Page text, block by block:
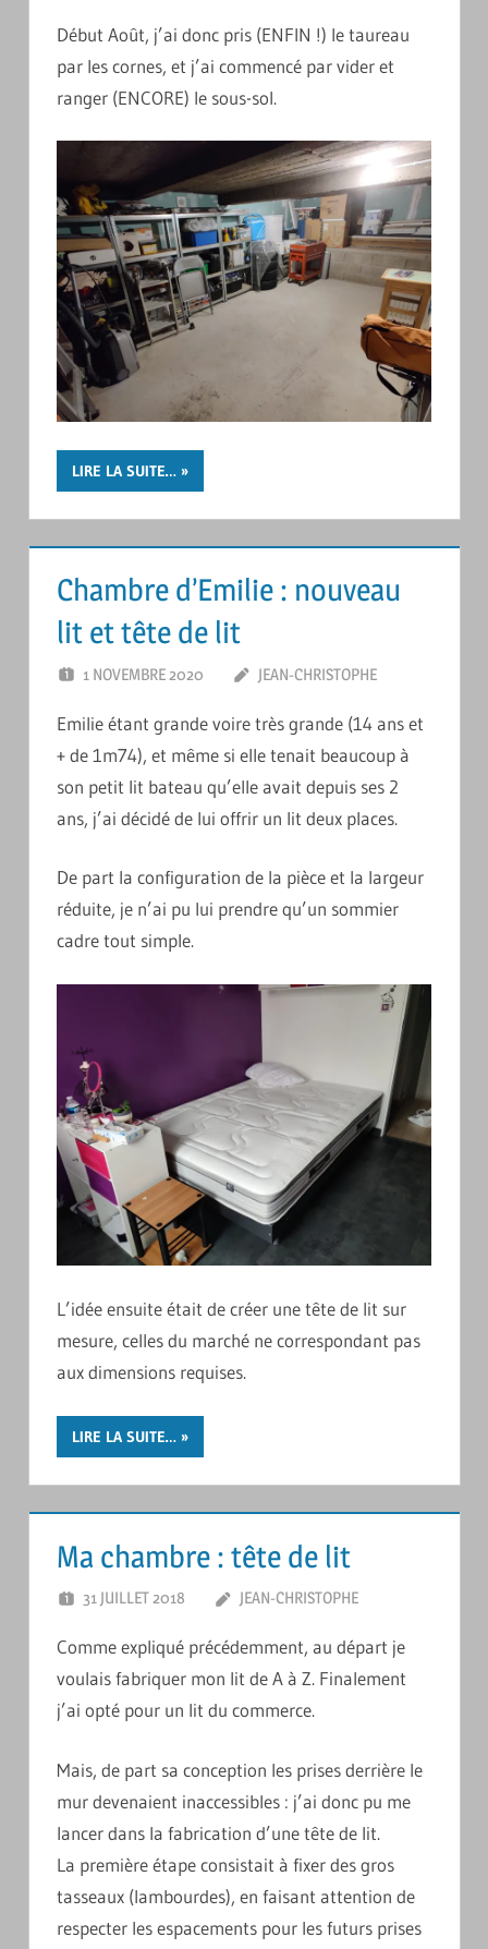
Début Août, j’ai donc pris (ENFIN !) le taureau
par les cornes, et j’ai commencé par vider et
ranger (ENCORE) le sous-sol.
LIRE LA SUITE…
Chambre d’Emilie : nouveau
lit et tête de lit
1 NOVEMBRE 2020 JEAN-CHRISTOPHE
Emilie étant grande voire très grande (14 ans et
+ de 1m74), et même si elle tenait beaucoup à
son petit lit bateau qu’elle avait depuis ses 2
ans, j’ai décidé de lui offrir un lit deux places.
De part la configuration de la pièce et la largeur
réduite, je n’ai pu lui prendre qu’un sommier
cadre tout simple.
L’idée ensuite était de créer une tête de lit sur
mesure, celles du marché ne correspondant pas
aux dimensions requises.
LIRE LA SUITE…
Ma chambre : tête de lit
31 JUILLET 2018 JEAN-CHRISTOPHE
Comme expliqué précédemment, au départ je
voulais fabriquer mon lit de A à Z. Finalement
j’ai opté pour un lit du commerce.
Mais, de part sa conception les prises derrière le
mur devenaient inaccessibles : j’ai donc pu me
lancer dans la fabrication d’une tête de lit.
La première étape consistait à fixer des gros
tasseaux (lambourdes), en faisant attention de
respecter les espacements pour les futurs prises